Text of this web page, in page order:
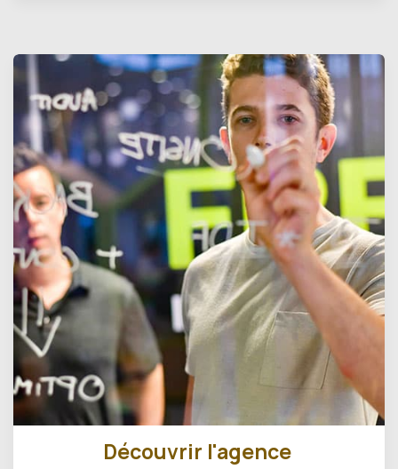
Découvrir l'agence